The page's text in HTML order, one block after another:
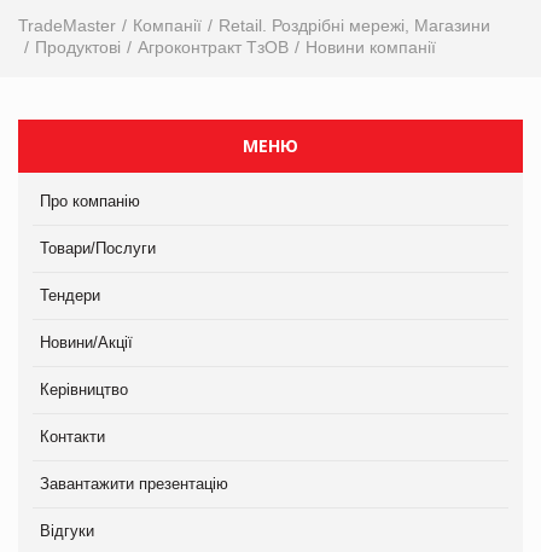
TradeMaster Компанії
Retail. Роздрібні мережі, Магазини
Продуктові
Агроконтракт ТзОВ Новини компанії
МЕНЮ
Про компанію
Товари/Послуги
Тендери
Новини/Акції
Керівництво
Контакти
Завантажити презентацію
Відгуки